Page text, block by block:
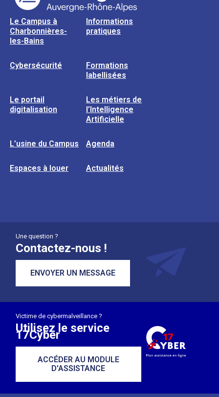
Le Campus à
Charbonnières-
les-Bains
Informations
pratiques
Cybersécurité
Formations
labellisées
Le portail
digitalisation
Les métiers de
l’Intelligence
Artificielle
L’usine du Campus Agenda
Espaces à louer Actualités
Une question ?
Contactez-nous !
ENVOYER UN MESSAGE
Victime de cybermalveillance ?
Utilisez le service
17Cyber
ACCÉDER AU MODULE
D'ASSISTANCE